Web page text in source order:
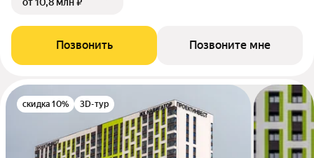
Позвонить Позвоните мне
скидка 10% 3D-тур